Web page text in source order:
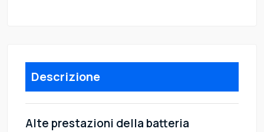
Descrizione
Alte prestazioni della batteria